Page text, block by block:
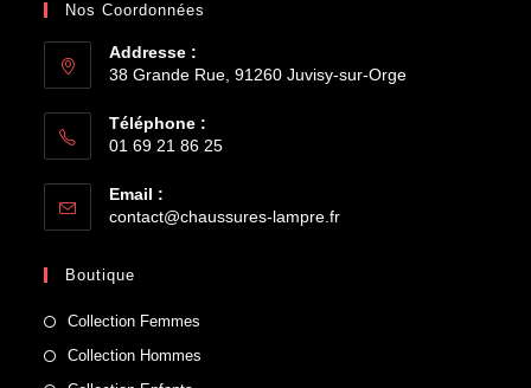
Nos Coordonnées
Addresse :
38 Grande Rue, 91260 Juvisy-sur-Orge
Téléphone :
01 69 21 86 25
Email :
contact@chaussures-lampre.fr
Boutique
Collection Femmes
Collection Hommes